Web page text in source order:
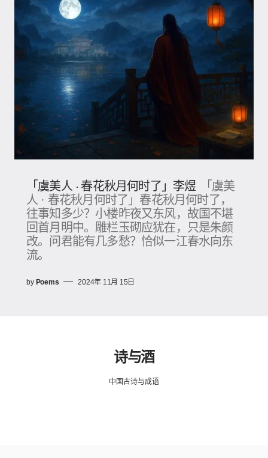
「虞美人 · 春花秋月何时了」李煜
「虞美
人 · 春花秋月何时了」春花秋月何时了，
往事知多少？小楼昨夜又东风，故国不堪
回首月明中。雕栏玉砌应犹在，只是朱颜
改。问君能有几多愁？恰似一江春水向东
流。
by Poems 2024年 11月 15日
诗与酒
中国古诗与成语